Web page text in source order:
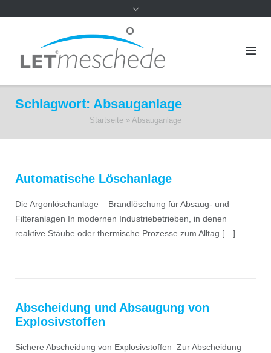
Schlagwort: Absauganlage
Startseite » Absauganlage
Automatische Löschanlage
Die Argonlöschanlage – Brandlöschung für Absaug- und
Filteranlagen In modernen Industriebetrieben, in denen
reaktive Stäube oder thermische Prozesse zum Alltag […]
Abscheidung und Absaugung von
Explosivstoffen
Sichere Abscheidung von Explosivstoffen Zur Abscheidung